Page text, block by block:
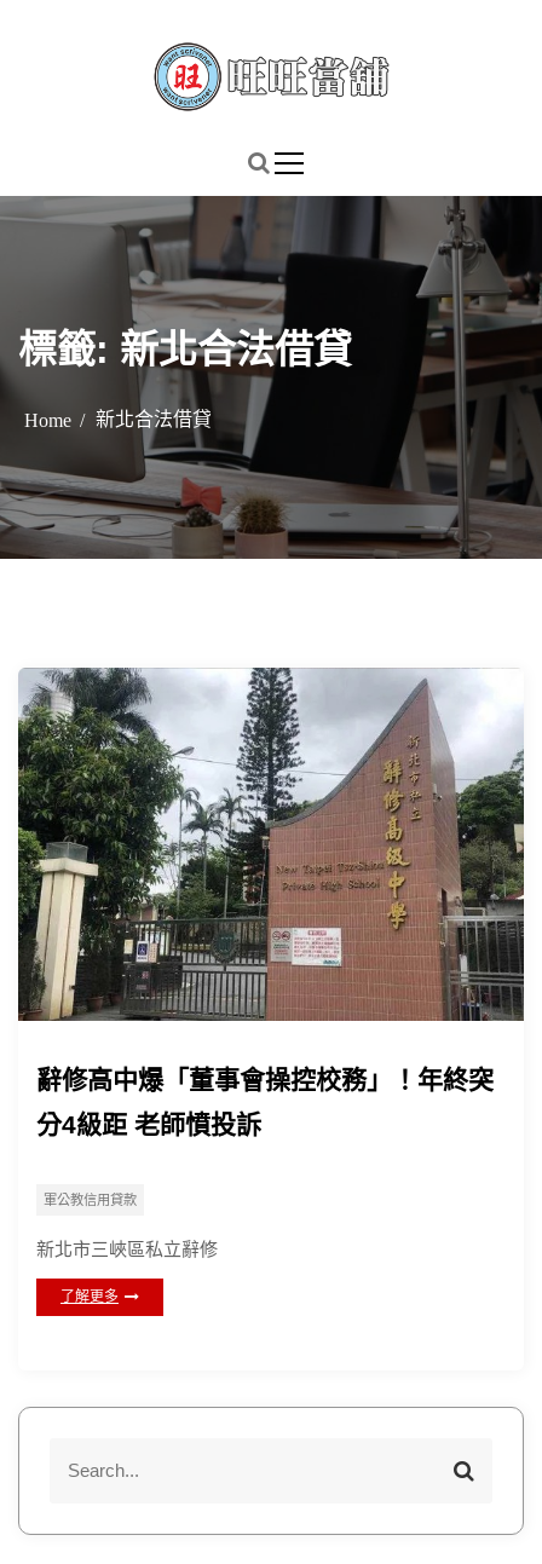
標籤: 新北合法借貸
Home 新北合法借貸
辭修高中爆「董事會操控校務」！年終突
分4級距 老師憤投訴
軍公教信用貸款
新北市三峽區私立辭修
了解更多
S
r